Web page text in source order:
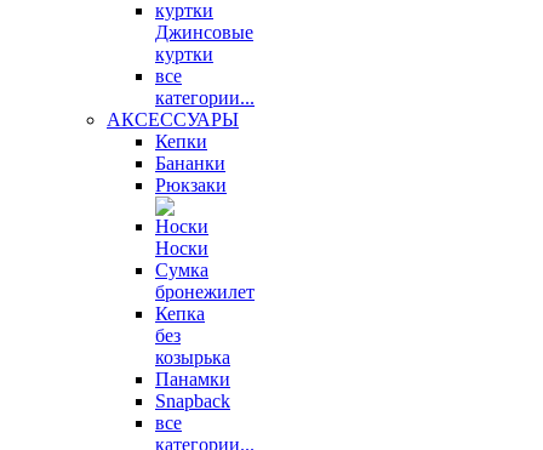
Джинсовые
куртки
все
категории...
АКСЕССУАРЫ
Кепки
Бананки
Рюкзаки
Носки
Сумка
бронежилет
Кепка
без
козырька
Панамки
Snapback
все
категории...